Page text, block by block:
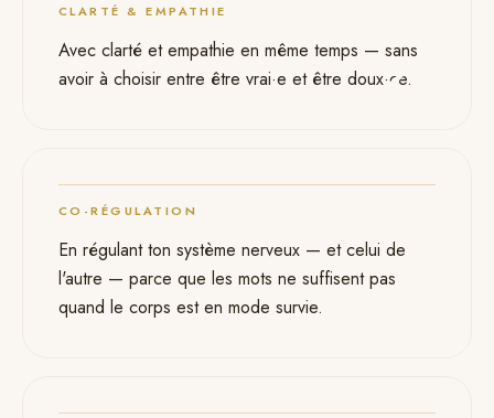
06
CLARTÉ & EMPATHIE
Avec clarté et empathie en même temps — sans
avoir à choisir entre être vrai·e et être doux·ce.
07
CO-RÉGULATION
En régulant ton système nerveux — et celui de
l'autre — parce que les mots ne suffisent pas
quand le corps est en mode survie.